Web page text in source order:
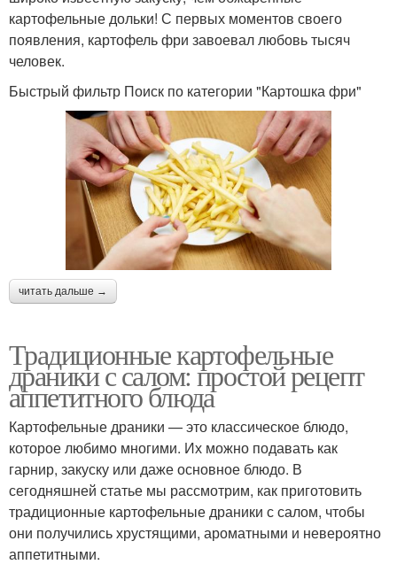
картофельные дольки! С первых моментов своего
появления, картофель фри завоевал любовь тысяч
человек.
Быстрый фильтр Поиск по категории "Картошка фри"
читать дальше →
Традиционные картофельные
драники с салом: простой рецепт
аппетитного блюда
Картофельные драники — это классическое блюдо,
которое любимо многими. Их можно подавать как
гарнир, закуску или даже основное блюдо. В
сегодняшней статье мы рассмотрим, как приготовить
традиционные картофельные драники с салом, чтобы
они получились хрустящими, ароматными и невероятно
аппетитными.